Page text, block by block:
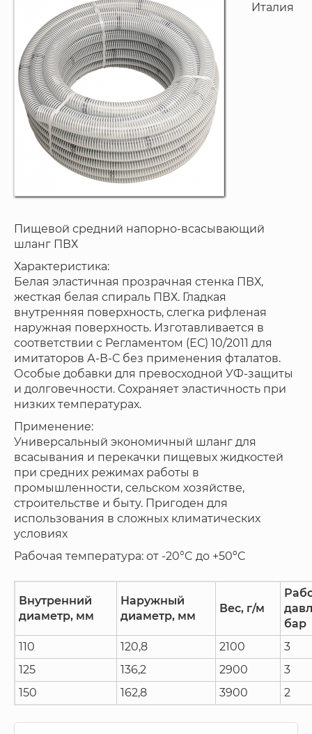
Италия
Пищевой средний напорно-всасывающий
шланг ПВХ
Характеристика:
Белая эластичная прозрачная стенка ПВХ,
жесткая белая спираль ПВХ. Гладкая
внутренняя поверхность, слегка рифленая
наружная поверхность. Изготавливается в
соответствии с Регламентом (ЕС) 10/2011 для
имитаторов А-В-С без применения фталатов.
Особые добавки для превосходной УФ-защиты
и долговечности. Сохраняет эластичность при
низких температурах.
Применение:
Универсальный экономичный шланг для
всасывания и перекачки пищевых жидкостей
при средних режимах работы в
промышленности, сельском хозяйстве,
строительстве и быту. Пригоден для
использования в сложных климатических
условиях
Рабочая температура: от -20°C до +50ºC
Внутренний
диаметр, мм
Наружный
диаметр, мм
Вес, г/м
бар
110
120,8 2100
3
125
136,2 2900
3
150
162,8 3900 2